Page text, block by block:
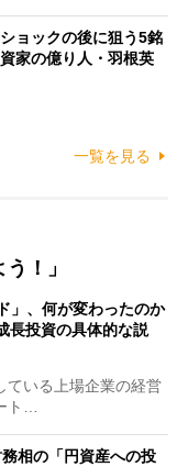
ショックの後に狙う5銘
家の億り人・羽根英
一覧を見る
！」
」、何が変わったのか
投資の具体的な説
いる上場企業の経営
ト…
相の「円資産への投